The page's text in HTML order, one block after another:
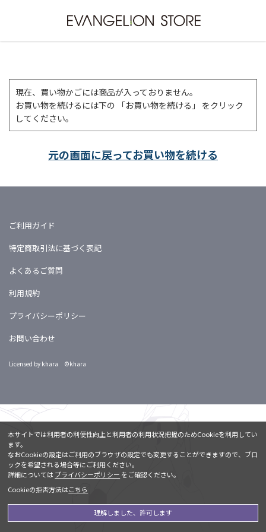
現在、買い物かごには商品が入っておりません。
お買い物を続けるには下の 「お買い物を続ける」 をクリック
してください。
元の画面に戻ってお買い物を続ける
ご利用ガイド
特定商取引法に基づく表記
よくあるご質問
利用規約
プライバシーポリシー
お問い合わせ
Licensed by khara ©khara
本サイトでは利用者の利便性向上と利用者の利用状況把握のためCookieを利用してい
ます。
なおCookieの設定はご利用のブラウザの設定でも変更することができますので、ブロ
ックを希望される場合等にご利用ください。
詳細については プライバシーポリシー をご確認ください。
Cookieの拒否方法はこちら
理解しました、許可します